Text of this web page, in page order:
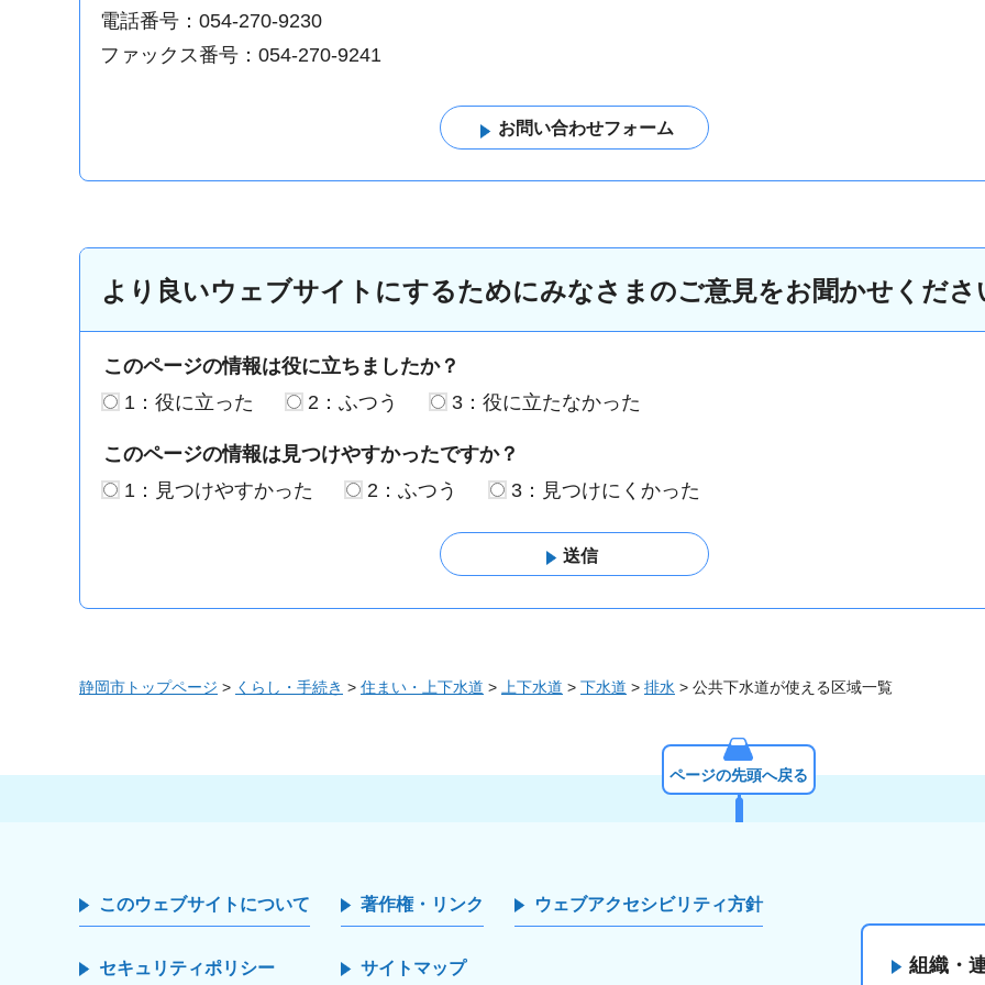
電話番号：054-270-9230
ファックス番号：054-270-9241
より良いウェブサイトにするためにみなさまのご意見をお聞かせくださ
このページの情報は役に立ちましたか？
1：役に立った
2：ふつう 3：役に立たなかった
このページの情報は見つけやすかったですか？
1：見つけやすかった
2：ふつう 3：見つけにくかった
静岡市トップページ > くらし・手続き > 住まい・上下水道 > 上下水道 > 下水道 > 排水 > 公共下水道が使える区域一覧
ページの先頭へ戻る
このウェブサイトについて 著作権・リンク ウェブアクセシビリティ方針
セキュリティポリシー サイトマップ 組織・